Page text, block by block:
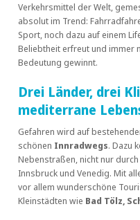
Verkehrsmittel der Welt,
absolut im Trend:
Sport, noch dazu auf einem
Beliebtheit erfreut und immer
Bedeutung gewinnt.
Drei Länder, drei
mediterrane
Gefahren wird auf
schönen Innradwegs. Dazu
Nebenstraßen, nicht nur
Innsbruck und Venedig. Mit
vor allem wunderschöne
Kleinstädten wie Bad Tölz,